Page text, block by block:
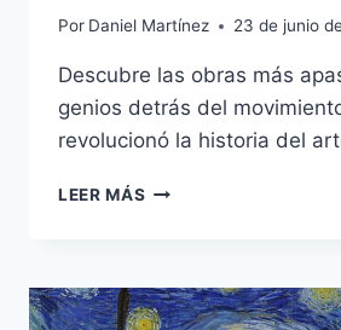
Por Daniel Martínez 23 de junio
Descubre las obras más
genios detrás del
revolucionó la historia del
LEER MÁS LAS
DEL
ROMANTICISMO